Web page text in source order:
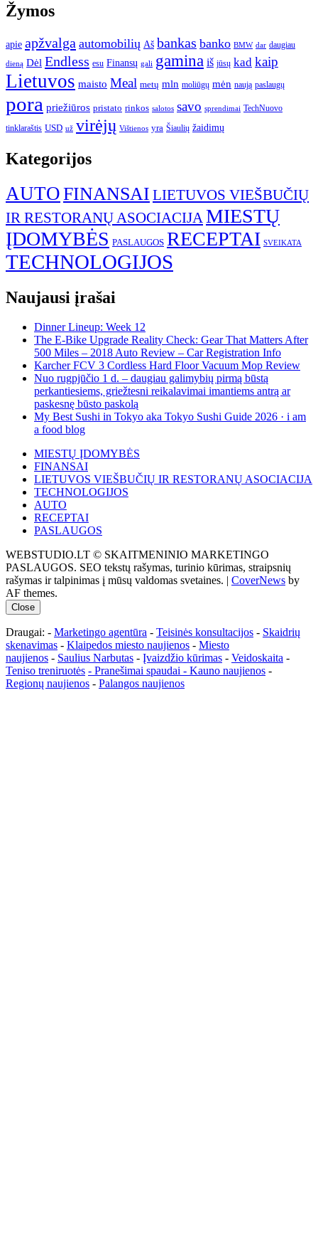
Žymos
apie apžvalga automobilių Aš bankas banko BMW dar daugiau
dieną Dėl Endless esu Finansų gali gamina iš jūsų kad kaip
Lietuvos maisto Meal metų mln moliūgų mėn naują paslaugų
pora priežiūros pristato rinkos salotos savo sprendimai TechNuovo
tinklaraštis USD už virėjų Vištienos yra Šiaulių žaidimų
Kategorijos
AUTOFINANSAI LIETUVOS VIEŠBUČIŲ
IR RESTORANŲ ASOCIACIJA MIESTŲ
ĮDOMYBĖS PASLAUGOS RECEPTAI SVEIKATA
TECHNOLOGIJOS
Naujausi įrašai
Dinner Lineup: Week 12
The E-Bike Upgrade Reality Check: Gear That Matters After
500 Miles – 2018 Auto Review – Car Registration Info
Karcher FCV 3 Cordless Hard Floor Vacuum Mop Review
Nuo rugpjūčio 1 d. – daugiau galimybių pirmą būstą
perkantiesiems, griežtesni reikalavimai imantiems antrą ar
paskesnę būsto paskolą
My Best Sushi in Tokyo aka Tokyo Sushi Guide 2026 · i am
a food blog
MIESTŲ ĮDOMYBĖS
FINANSAI
LIETUVOS VIEŠBUČIŲ IR RESTORANŲ ASOCIACIJA
TECHNOLOGIJOS
AUTO
RECEPTAI
PASLAUGOS
WEBSTUDIO.LT © SKAITMENINIO MARKETINGO
PASLAUGOS. SEO tekstų rašymas, turinio kūrimas, straipsnių
rašymas ir talpinimas į mūsų valdomas svetaines. | CoverNews by
AF themes.
Close
Draugai: - Marketingo agentūra - Teisinės konsultacijos - Skaidrių
skenavimas - Klaipedos miesto naujienos - Miesto
naujienos - Saulius Narbutas - Įvaizdžio kūrimas - Veidoskaita -
Teniso treniruotės - Pranešimai spaudai - Kauno naujienos -
Regionų naujienos - Palangos naujienos